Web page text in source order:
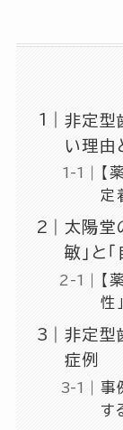
非定型
い理由
【
定
太陽堂
敏」と
【
性
非定型
症例
事
す